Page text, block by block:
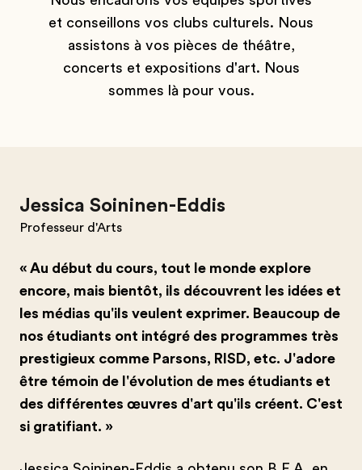
et conseillons vos clubs culturels. Nous
assistons à vos pièces de théâtre,
concerts et expositions d'art. Nous
sommes là pour vous.
Jessica Soininen-Eddis
Professeur d'Arts
« Au début du cours, tout le monde explore
encore, mais bientôt, ils découvrent les idées et
les médias qu'ils veulent exprimer. Beaucoup de
nos étudiants ont intégré des programmes très
prestigieux comme Parsons, RISD, etc. J'adore
être témoin de l'évolution de mes étudiants et
des différentes œuvres d'art qu'ils créent. C'est
si gratifiant. »